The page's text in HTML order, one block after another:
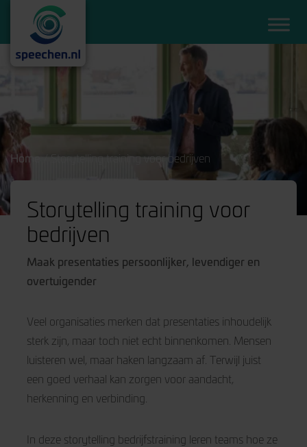
Home Storytelling training voor bedrijven
Storytelling training voor
bedrijven
Maak presentaties persoonlijker, levendiger en
overtuigender
Veel organisaties merken dat presentaties inhoudelijk
sterk zijn, maar toch niet echt binnenkomen. Mensen
luisteren wel, maar haken langzaam af. Terwijl juist
een goed verhaal kan zorgen voor aandacht,
herkenning en verbinding.
In deze storytelling bedrijfstraining leren teams hoe ze